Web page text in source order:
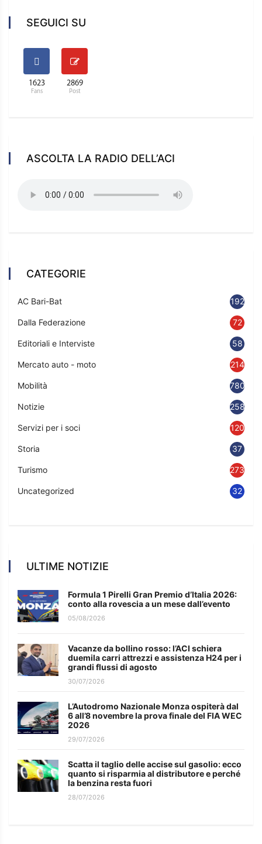
SEGUICI SU
1623
Fans
2869
Post
ASCOLTA LA RADIO DELL’ACI
CATEGORIE
AC Bari-Bat 192
Dalla Federazione 72
Editoriali e Interviste 58
Mercato auto - moto 214
Mobilità 780
Notizie 2583
Servizi per i soci 120
Storia 37
Turismo 273
Uncategorized 32
ULTIME NOTIZIE
Formula 1 Pirelli Gran Premio d’Italia 2026:
conto alla rovescia a un mese dall’evento
05/08/2026
Vacanze da bollino rosso: l’ACI schiera
duemila carri attrezzi e assistenza H24 per i
grandi flussi di agosto
30/07/2026
L’Autodromo Nazionale Monza ospiterà dal
6 all’8 novembre la prova finale del FIA WEC
2026
29/07/2026
Scatta il taglio delle accise sul gasolio: ecco
quanto si risparmia al distributore e perché
la benzina resta fuori
28/07/2026